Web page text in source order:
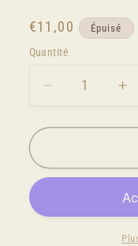
Prix
habituel
€11,00 Épuisé
Quantité
Réduire
quantité
F
:
DEBUTANT
F